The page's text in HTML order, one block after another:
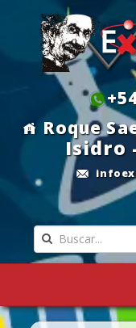
Roque
Isidro